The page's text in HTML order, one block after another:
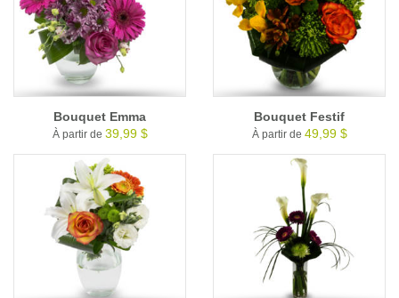
Bouquet Emma
À partir de 39,99 $
Bouquet Festif
À partir de 49,99 $